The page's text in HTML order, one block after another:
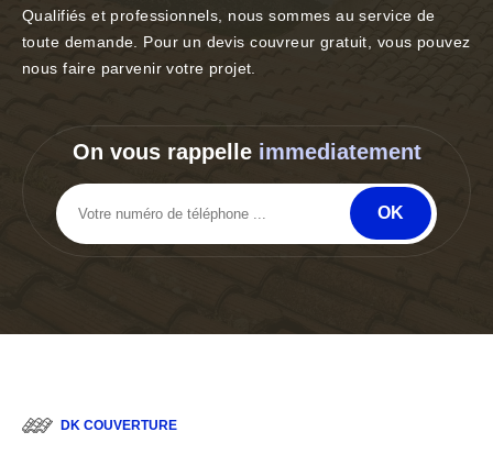
Qualifiés et professionnels, nous sommes au service de
toute demande. Pour un devis couvreur gratuit, vous pouvez
nous faire parvenir votre projet.
On vous rappelle immediatement
DK COUVERTURE